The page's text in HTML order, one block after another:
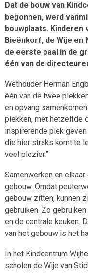
Dat de bouw van
begonnen, werd
bouwplaats. Kinderen
Bieënkorf, de Wije en
de eerste paal in de
één van de
Wethouder Herman
één van de twee
en opvang
plekken, met hetzelfde
inspirerende plek
die hier straks komt te
veel plezier.”
Samenwerken en
gebouw. Omdat
gebouw zitten, kunnen
gebruiken. Zo
en de centrale keuken.
van het gebouw is het
In het Kindcentrum
scholen de Wije van